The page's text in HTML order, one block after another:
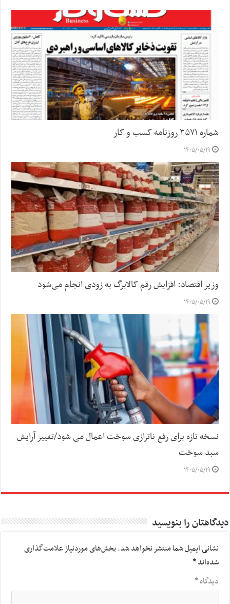
شماره ۳۵۷۱ روزنامه کسب و کار
۱۴۰۵/۰۵/۱۹
وزیر اقتصاد: افزایش رقم کالابرگ به زودی انجام می‌شود
۱۴۰۵/۰۵/۱۹
نسخه تازه برای رفع ناترازی سوخت اعمال می شود/تغییر آرایش
سبد سوخت
۱۴۰۵/۰۵/۱۹
دیدگاهتان را بنویسید
نشانی ایمیل شما منتشر نخواهد شد.بخش‌های موردنیاز علامت‌گذاری
شده‌اند*
دیدگاه*